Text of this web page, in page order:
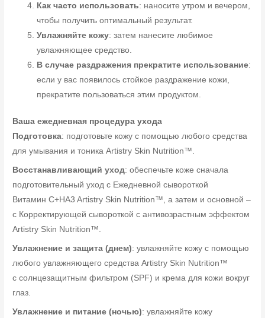
Как часто использовать: наносите утром и вечером,
чтобы получить оптимальный результат.
Увлажняйте кожу: затем нанесите любимое
увлажняющее средство.
В случае раздражения прекратите использование:
если у вас появилось стойкое раздражение кожи,
прекратите пользоваться этим продуктом.
Ваша ежедневная процедура ухода
Подготовка: подготовьте кожу с помощью любого средства
для умывания и тоника Artistry Skin Nutrition™.
Восстанавливающий уход: обеспечьте коже сначала
подготовительный уход с Ежедневной сывороткой
Витамин C+HA3 Artistry Skin Nutrition™, а затем и основной –
с Корректирующей сывороткой с антивозрастным эффектом
Artistry Skin Nutrition™.
Увлажнение и защита (днем): увлажняйте кожу с помощью
любого увлажняющего средства Artistry Skin Nutrition™
с солнцезащитным фильтром (SPF) и крема для кожи вокруг
глаз.
Увлажнение и питание (ночью): увлажняйте кожу